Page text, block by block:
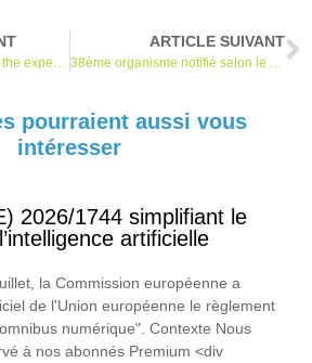
ARTICLE SUIVANT
pourraient aussi vous
intéresser
2026/1744 simplifiant le
artificielle
la Commission européenne a
de l'Union européenne le règlement
numérique". Contexte Nous
à nos abonnés Premium <div